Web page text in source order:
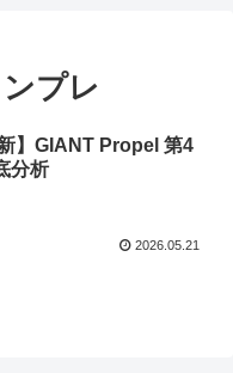
プレ
】GIANT Propel 第4
分析
2026.05.21